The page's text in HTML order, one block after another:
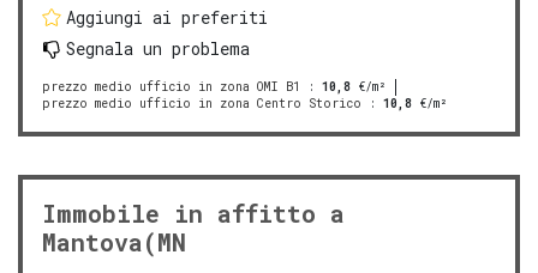
Aggiungi ai preferiti
Segnala un problema
prezzo medio ufficio in zona OMI B1 : 10,8 €/m²
prezzo medio ufficio in zona Centro Storico : 10,8 €/m²
Immobile in affitto a
Mantova(MN